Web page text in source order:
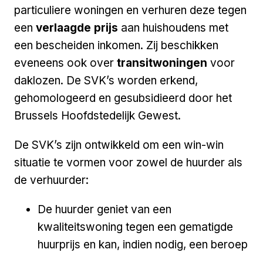
particuliere woningen en verhuren deze tegen
een verlaagde prijs aan huishoudens met
een bescheiden inkomen. Zij beschikken
eveneens ook over transitwoningen voor
daklozen. De SVK’s worden erkend,
gehomologeerd en gesubsidieerd door het
Brussels Hoofdstedelijk Gewest.
De SVK’s zijn ontwikkeld om een win-win
situatie te vormen voor zowel de huurder als
de verhuurder:
De huurder geniet van een
kwaliteitswoning tegen een gematigde
huurprijs en kan, indien nodig, een beroep